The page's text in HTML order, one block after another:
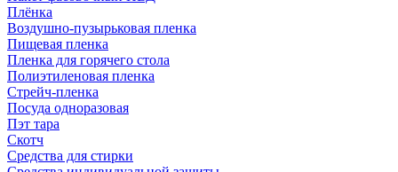
Плёнка
Воздушно-пузырьковая пленка
Пищевая пленка
Пленка для горячего стола
Полиэтиленовая пленка
Стрейч-пленка
Посуда одноразовая
Пэт тара
Скотч
Средства для стирки